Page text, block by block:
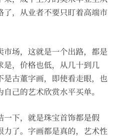
，从业者不要只盯着高端市
场，这就是一个出路，都是
是，价格也低，从几十到几
古董字画，即使看走眼，也
己的艺术欣赏水平买单。
下，就是珠宝首饰都是假
了。字画都是真的，艺术性